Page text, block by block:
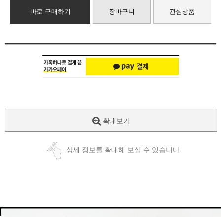
바로 구매하기 장바구니 관심상품
확대보기
상세 정보를 확대해 보실 수 있습니다